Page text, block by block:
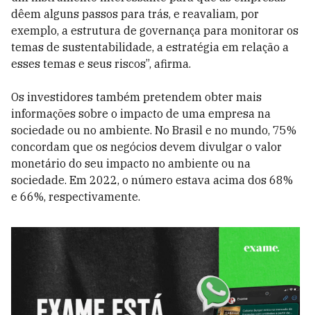
dêem alguns passos para trás, e reavaliam, por
exemplo, a estrutura de governança para monitorar os
temas de sustentabilidade, a estratégia em relação a
esses temas e seus riscos”, afirma.
Os investidores também pretendem obter mais
informações sobre o impacto de uma empresa na
sociedade ou no ambiente. No Brasil e no mundo, 75%
concordam que os negócios devem divulgar o valor
monetário do seu impacto no ambiente ou na
sociedade. Em 2022, o número estava acima dos 68%
e 66%, respectivamente.